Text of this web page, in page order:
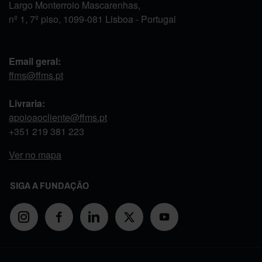
Largo Monterroio Mascarenhas,
nº 1, 7º piso, 1099-081 Lisboa - Portugal
Email geral:
ffms@ffms.pt
Livraria:
apoioaocliente@ffms.pt
+351 219 381 223
Ver no mapa
SIGA A FUNDAÇÃO